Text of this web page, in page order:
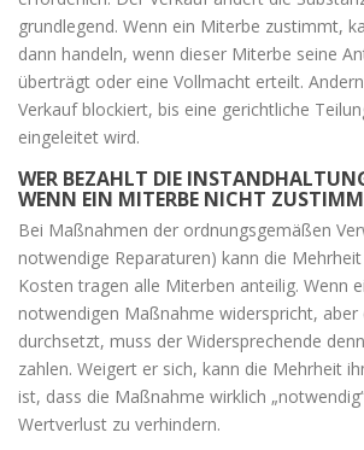
grundlegend. Wenn ein Miterbe zustimmt,
dann handeln, wenn dieser Miterbe seine
überträgt oder eine Vollmacht erteilt.
Verkauf blockiert, bis eine gerichtliche
eingeleitet wird.
WER BEZAHLT DIE
WENN EIN MITERBE NICHT
Bei Maßnahmen der ordnungsgemäßen
notwendige Reparaturen) kann die
Kosten tragen alle Miterben anteilig. Wenn
notwendigen Maßnahme widerspricht, aber
durchsetzt, muss der Widersprechende
zahlen. Weigert er sich, kann die Mehrheit
ist, dass die Maßnahme wirklich
Wertverlust zu verhindern.